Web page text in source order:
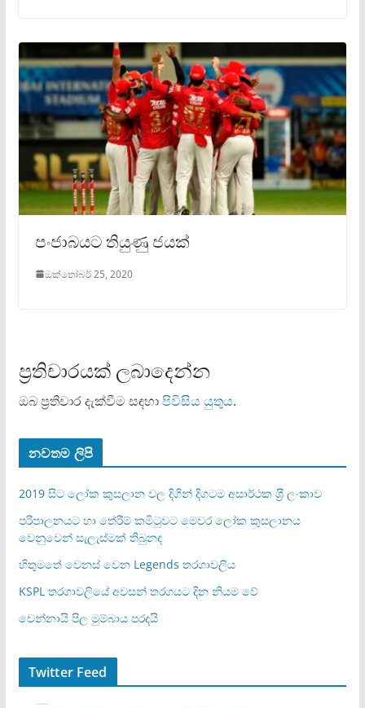
පංජාබයට තියුණු ජයක්
ඔක්තෝබර් 25, 2020
ප්‍රතිචාරයක් ලබාදෙන්න
ඔබ ප්‍රතිචාර දැක්වීම සඳහාපිවිසිය යුතුය.
නවතම ලිපි
2019 සිට ලෝක කුසලාන වල දිගින් දිගටම අසාර්ථක ශ‍්‍රී ලංකාව
පරිපාලනයට හා තේරීම් කමිටුවට මෙවර ලෝක කුසලානය
වෙනුවෙන් සැලැස්මක් තිබුනද
හිතුමතේ වෙනස් වෙන Legends තරගාවලිය
KSPL තරගාවලියේ අවසන් තරගයට දින නියම වේ
චෙන්නායි පිල මුම්බාය පරදයි
Twitter Feed